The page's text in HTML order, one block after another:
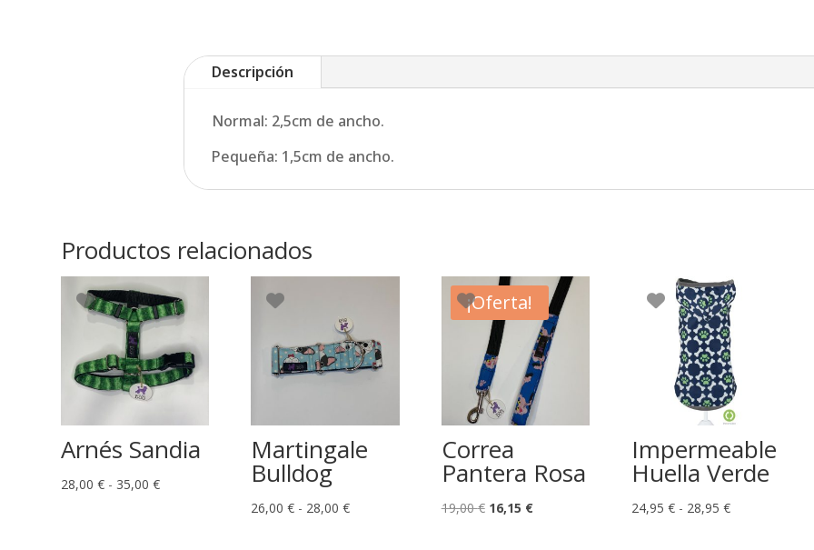
Descripción
Normal: 2,5cm de ancho.
Pequeña: 1,5cm de ancho.
Productos relacionados
Arnés Sandia
28,00€ - 35,00€Rango
Martingale
Bulldog
26,00€ - 28,00€Rango
¡Oferta!
Correa
Pantera Rosa
19,00€ El
16,15 €El
Impermeable
Huella Verde
24,95 € - 28,95 €Rango